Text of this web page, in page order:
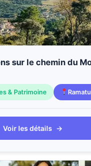
sur le chemin du
& Patrimoine
Voir les détails →